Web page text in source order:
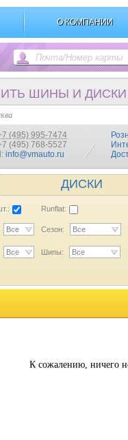
О КОМПАНИИ
ШИНЫ И ДИСКИ
(495) 995-7474
(495) 768-5527
info@vmauto.ru
ДИСКИ
Runflat:
Все Сезон: Все
Все Шипы: Все
К сожалению, ничего